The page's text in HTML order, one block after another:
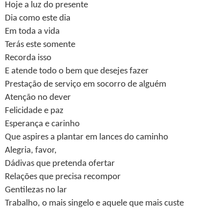
Hoje a luz do presente
Dia como este dia
Em toda a vida
Terás este somente
Recorda isso
E atende todo o bem que desejes fazer
Prestação de serviço em socorro de alguém
Atenção no dever
Felicidade e paz
Esperança e carinho
Que aspires a plantar em lances do caminho
Alegria, favor,
Dádivas que pretenda ofertar
Relações que precisa recompor
Gentilezas no lar
Trabalho, o mais singelo e aquele que mais custe